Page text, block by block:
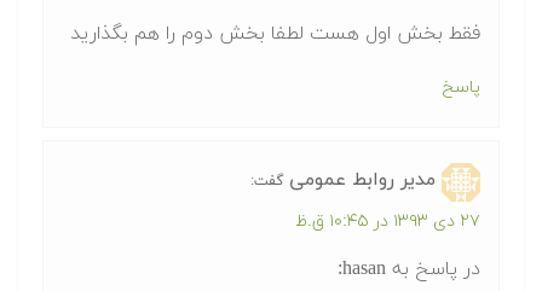
فقط بخش اول هست لطفا بخش دوم را هم بگذارید
پاسخ
مدیر روابط عمومی گفت:
۲۷ دی ۱۳۹۳ در ۱۰:۴۵ ق.ظ
در پاسخ به hasan: